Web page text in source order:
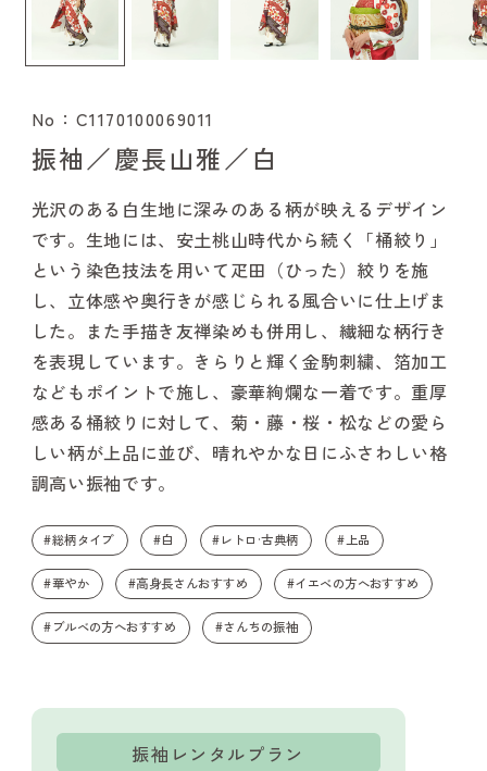
No：C1170100069011
振袖／慶長山雅／白
光沢のある白生地に深みのある柄が映えるデザイン
です。生地には、安土桃山時代から続く「桶絞り」
という染色技法を用いて疋田（ひった）絞りを施
し、立体感や奥行きが感じられる風合いに仕上げま
した。また手描き友禅染めも併用し、繊細な柄行き
を表現しています。きらりと輝く金駒刺繍、箔加工
などもポイントで施し、豪華絢爛な一着です。重厚
感ある桶絞りに対して、菊・藤・桜・松などの愛ら
しい柄が上品に並び、晴れやかな日にふさわしい格
調高い振袖です。
#総柄タイプ #白 #レトロ·古典柄 #上品
#華やか #高身長さんおすすめ #イエベの方へおすすめ
#ブルベの方へおすすめ #さんちの振袖
振袖レンタルプラン